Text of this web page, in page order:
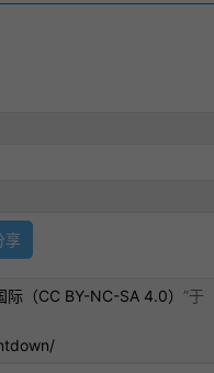
享
（CC BY-NC-SA 4.0） ”于